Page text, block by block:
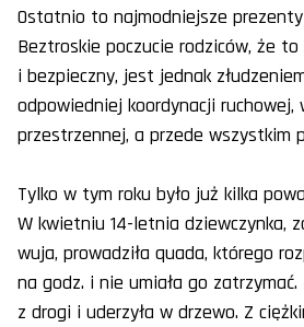
Ostatnio to najmodniejsze
Beztroskie poczucie rodziców, że
i bezpieczny, jest jednak
odpowiedniej koordynacji ruchowej,
przestrzennej, a przede wszystkim
Tylko w tym roku było już kilka
W kwietniu 14-letnia dziewczynka,
wuja, prowadziła quada, którego
na godz. i nie umiała go zatrzymać.
z drogi i uderzyła w drzewo. Z